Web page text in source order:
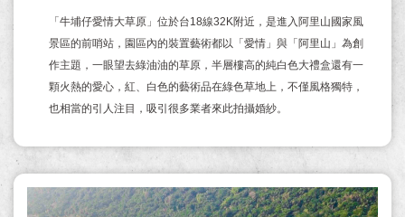
「牛埔仔愛情大草原」位於台18線32K附近，是進入阿里山國家風
景區的前哨站，園區內的裝置藝術都以「愛情」與「阿里山」為創
作主題，一眼望去綠油油的草原，半層樓高的純白色大禮盒還有一
顆火熱的愛心，紅、白色的藝術品在綠色草地上，不僅風格獨特，
也相當的引人注目，吸引很多業者來此拍攝婚紗。